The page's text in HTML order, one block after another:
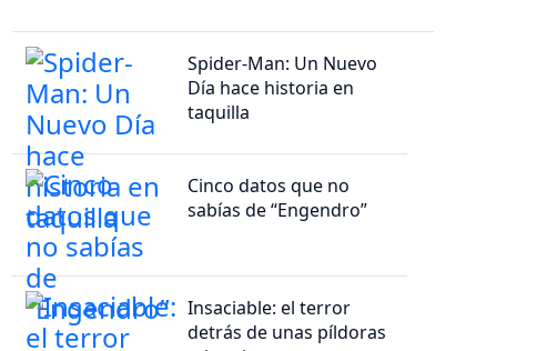
Spider-Man: Un Nuevo
Día hace historia en
taquilla
Cinco datos que no
sabías de “Engendro”
Insaciable: el terror
detrás de unas píldoras